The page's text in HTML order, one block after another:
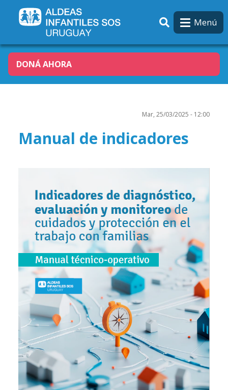
Menú
DONÁ AHORA
Mar, 25/03/2025 - 12:00
Manual de indicadores